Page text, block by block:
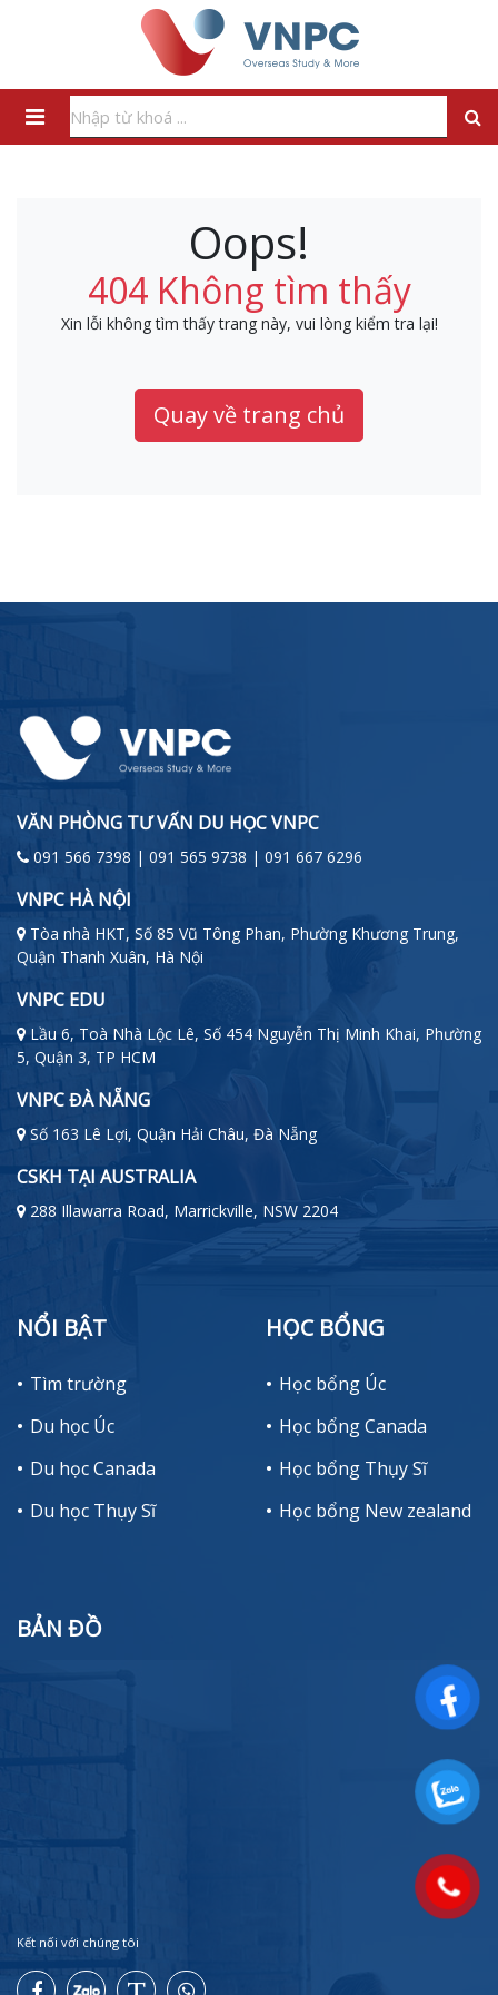
Oops!
404 Không tìm thấy
Xin lỗi không tìm thấy trang này, vui lòng kiểm tra lại!
Quay về trang chủ
VĂN PHÒNG TƯ VẤN DU HỌC VNPC
091 566 7398 | 091 565 9738 | 091 667 6296
VNPC HÀ NỘI
Tòa nhà HKT, Số 85 Vũ Tông Phan, Phường Khương Trung,
Quận Thanh Xuân, Hà Nội
VNPC EDU
Lầu 6, Toà Nhà Lộc Lê, Số 454 Nguyễn Thị Minh Khai, Phường
5, Quận 3, TP HCM
VNPC ĐÀ NẴNG
Số 163 Lê Lợi, Quận Hải Châu, Đà Nẵng
CSKH TẠI AUSTRALIA
288 Illawarra Road, Marrickville, NSW 2204
NỔI BẬT
Tìm trường
Du học Úc
Du học Canada
Du học Thụy Sĩ
HỌC BỔNG
Học bổng Úc
Học bổng Canada
Học bổng Thụy Sĩ
Học bổng New zealand
BẢN ĐỒ
Kết nối với chúng tôi